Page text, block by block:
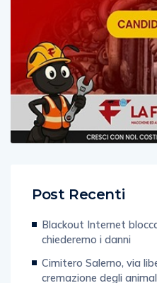
Post Recenti
Blackout Internet
chiederemo i danni
Cimitero Salerno, via
cremazione degli